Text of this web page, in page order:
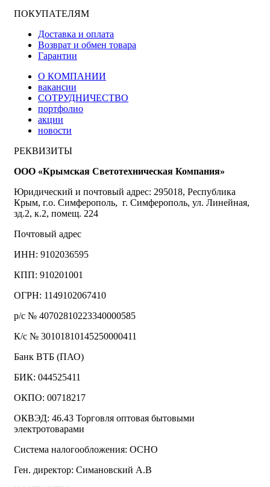
ПОКУПАТЕЛЯМ
Доставка и оплата
Возврат и обмен товара
Гарантии
О КОМПАНИИ
вакансии
СОТРУДНИЧЕСТВО
портфолио
акции
новости
РЕКВИЗИТЫ
ООО «Крымская Светотехническая Компания»
Юридический и почтовый адрес: 295018, Республика
Крым, г.о. Симферополь, г. Симферополь, ул. Линейная,
зд.2, к.2, помещ. 224
Почтовый адрес
ИНН: 9102036595
КПП: 910201001
ОГРН: 1149102067410
р/с № 40702810223340000585
К/с № 30101810145250000411
Банк ВТБ (ПАО)
БИК: 044525411
ОКПО: 00718217
ОКВЭД: 46.43 Торговля оптовая бытовыми
электротоварами
Система налогообложения: ОСНО
Ген. директор: Симановский А.В